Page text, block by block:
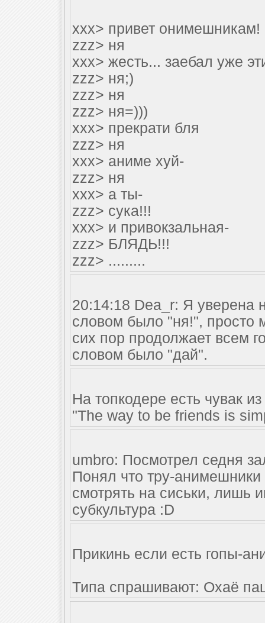
xxx> привет онимешникам!
zzz> ня
xxx> жесть... заебал уже
zzz> ня;)
zzz> ня
zzz> ня=)))
xxx> прекрати бля
zzz> ня
xxx> аниме хуй-
zzz> ня
xxx> а ты-
zzz> сука!!!
xxx> и привокзальная-
zzz> БЛЯДЬ!!!
zzz> .........
20:14:18 Dea_r: Я уверена
словом было "ня!", просто
сих пор продолжает всем
словом было "дай".
На топкодере есть чувак
"The way to be friends is
umbro: Посмотрел седня
Понял что тру-
смотрять на сиськи, лишь
субкультура :D
Прикинь если есть гопы-
Типа спрашивают: Охаё